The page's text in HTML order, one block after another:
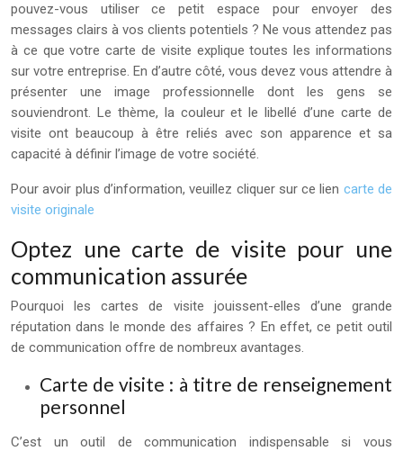
pouvez-vous utiliser ce petit espace pour envoyer des
messages clairs à vos clients potentiels ? Ne vous attendez pas
à ce que votre carte de visite explique toutes les informations
sur votre entreprise. En d’autre côté, vous devez vous attendre à
présenter une image professionnelle dont les gens se
souviendront. Le thème, la couleur et le libellé d’une carte de
visite ont beaucoup à être reliés avec son apparence et sa
capacité à définir l’image de votre société.
Pour avoir plus d’information, veuillez cliquer sur ce lien carte de
visite originale
Optez une carte de visite pour une
communication assurée
Pourquoi les cartes de visite jouissent-elles d’une grande
réputation dans le monde des affaires ? En effet, ce petit outil
de communication offre de nombreux avantages.
Carte de visite : à titre de renseignement
personnel
C’est un outil de communication indispensable si vous